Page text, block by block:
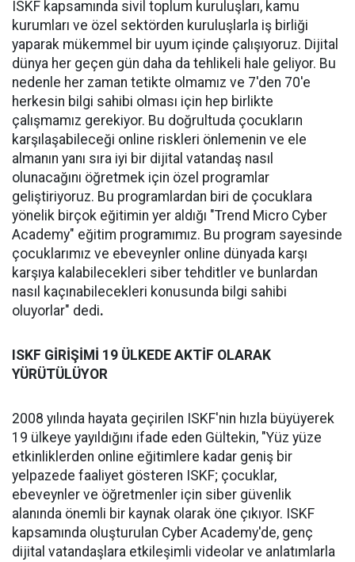
ISKF kapsamında sivil toplum kuruluşları, kamu
kurumları ve özel sektörden kuruluşlarla iş birliği
yaparak mükemmel bir uyum içinde çalışıyoruz. Dijital
dünya her geçen gün daha da tehlikeli hale geliyor. Bu
nedenle her zaman tetikte olmamız ve 7'den 70'e
herkesin bilgi sahibi olması için hep birlikte
çalışmamız gerekiyor. Bu doğrultuda çocukların
karşılaşabileceği online riskleri önlemenin ve ele
almanın yanı sıra iyi bir dijital vatandaş nasıl
olunacağını öğretmek için özel programlar
geliştiriyoruz. Bu programlardan biri de çocuklara
yönelik birçok eğitimin yer aldığı "Trend Micro Cyber
Academy" eğitim programımız. Bu program sayesinde
çocuklarımız ve ebeveynler online dünyada karşı
karşıya kalabilecekleri siber tehditler ve bunlardan
nasıl kaçınabilecekleri konusunda bilgi sahibi
oluyorlar" dedi.
ISKF GİRİŞİMİ 19 ÜLKEDE AKTİF OLARAK
YÜRÜTÜLÜYOR
2008 yılında hayata geçirilen ISKF'nin hızla büyüyerek
19 ülkeye yayıldığını ifade eden Gültekin, "Yüz yüze
etkinliklerden online eğitimlere kadar geniş bir
yelpazede faaliyet gösteren ISKF; çocuklar,
ebeveynler ve öğretmenler için siber güvenlik
alanında önemli bir kaynak olarak öne çıkıyor. ISKF
kapsamında oluşturulan Cyber Academy'de, genç
dijital vatandaşlara etkileşimli videolar ve anlatımlarla